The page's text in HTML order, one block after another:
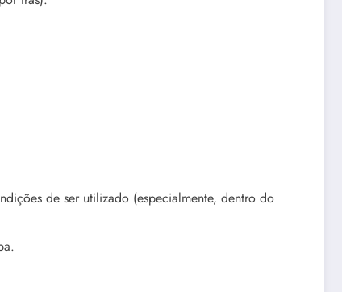
de ser utilizado (especialmente, dentro do